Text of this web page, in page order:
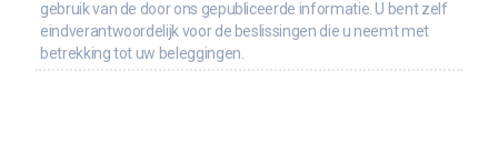
gebruik van de door ons gepubliceerde informatie. U bent zelf
eindverantwoordelijk voor de beslissingen die u neemt met
betrekking tot uw beleggingen.